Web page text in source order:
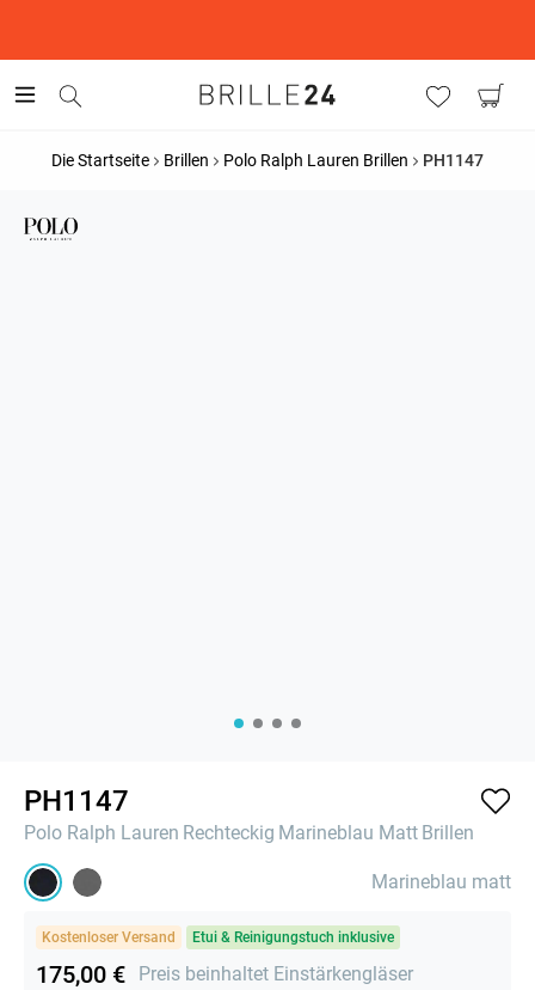
Die Startseite Brillen Polo Ralph Lauren Brillen PH1147
PH1147
Polo Ralph Lauren Rechteckig Marineblau Matt Brillen
Marineblau matt
Kostenloser Versand Etui & Reinigungstuch inklusive
175,00 € Preis beinhaltet Einstärkengläser